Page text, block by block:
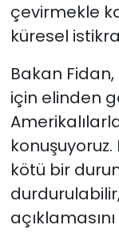
çevirmekle
küresel
Bakan Fidan,
için elinden
kötü bir